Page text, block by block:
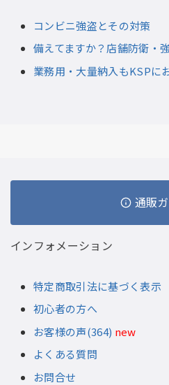
コンビニ強盗とその対策
備えてますか？店舗防衛・
業務用・大量納入もKSPに
通販
インフォメーション
特定商取引法に基づく表示
初心者の方へ
お客様の声(364) new
よくある質問
お問合せ